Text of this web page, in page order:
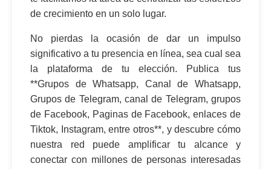
de crecimiento en un solo lugar.
No pierdas la ocasión de dar un impulso
significativo a tu presencia en línea, sea cual sea
la plataforma de tu elección. Publica tus
**Grupos de Whatsapp, Canal de Whatsapp,
Grupos de Telegram, canal de Telegram, grupos
de Facebook, Paginas de Facebook, enlaces de
Tiktok, Instagram, entre otros**, y descubre cómo
nuestra red puede amplificar tu alcance y
conectar con millones de personas interesadas